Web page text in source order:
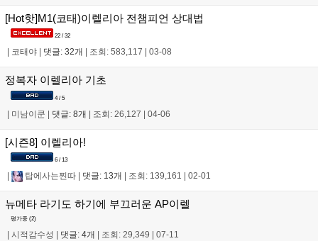
[Hot핫]M1(코태)이렐리아 전챔피언 상대법
22 / 32
코태야 댓글: 32개 조회: 583,117 03-08
정복자 이렐리아 기초
4 / 5
| 미남이쿤 | 댓글: 8개 | 조회: 26,127 | 04-06
[시즌8] 이렐리아!
6 / 13
탑에사는찐따 댓글: 13개 조회: 139,161 02-01
뉴메타 라기도 하기에 부끄러운 AP이렐
평가중 (2)
시적감수성 댓글: 4개 조회: 29,349 07-11